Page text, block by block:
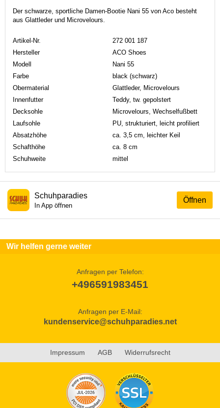
Der schwarze, sportliche Damen-Bootie Nani 55 von Aco besteht
aus Glattleder und Microvelours.
Artikel-Nr.
272 001 187
Hersteller
ACO Shoes
Modell
Nani 55
Farbe
black (schwarz)
Obermaterial
Glattleder, Microvelours
Innenfutter
Teddy, tw. gepolstert
Decksohle
Microvelours, Wechselfußbett
Laufsohle
PU, strukturiert, leicht profiliert
Absatzhöhe
ca. 3,5 cm, leichter Keil
Schafthöhe
ca. 8 cm
Schuhweite
mittel
Öffnen
Schuhparadies
In App öffnen
Wir helfen gerne weiter
Anfragen per Telefon:
+496591983451
Anfragen per E-Mail:
kundenservice@schuhparadies.net
Impressum AGB Widerrufsrecht